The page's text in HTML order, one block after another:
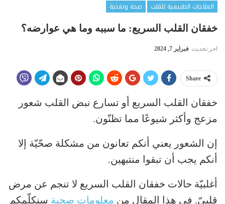
العلاجات الطبيعية للقلب
صحة وتغذية
خفقان القلب السريع: ما سببه وما هي عوارضه؟
اخر تحديث فبراير 7, 2024
Share
خفقان القلب السريع أو تسارع نبض القلب شعور
مزعج وأكثر شيوعًا مما تظنّون.
إن الشعور يعني أنكم تعانون من مشكلة صحّيّة إلا
أنكم يجب أن تبقوا منتبهين.
أغلبيّة حالات خفقان القلب السريع لا تنجم عن مرض
قلبيّ. في هذا المقال من معلومات صحية سنكلّمكم